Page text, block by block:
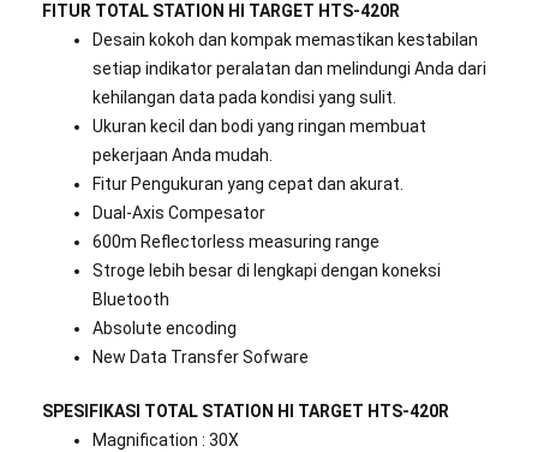
FITUR TOTAL STATION HI TARGET HTS-420R
Desain kokoh dan kompak memastikan kestabilan
setiap indikator peralatan dan melindungi Anda dari
kehilangan data pada kondisi yang sulit.
Ukuran kecil dan bodi yang ringan membuat
pekerjaan Anda mudah.
Fitur Pengukuran yang cepat dan akurat.
Dual-Axis Compesator
600m Reflectorless measuring range
Stroge lebih besar di lengkapi dengan koneksi
Bluetooth
Absolute encoding
New Data Transfer Sofware
SPESIFIKASI TOTAL STATION HI TARGET HTS-420R
Magnification : 30X